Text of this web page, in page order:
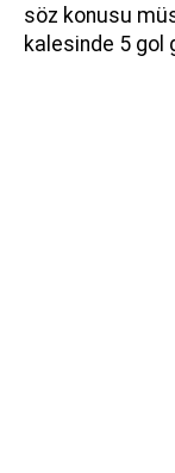
söz konusu
kalesinde 5 gol